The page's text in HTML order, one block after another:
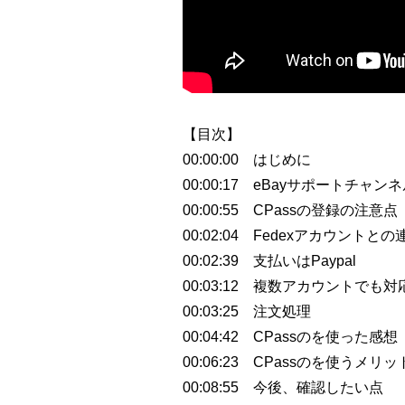
【目次】
00:00:00 はじめに
00:00:17 eBayサポートチャンネ
00:00:55 CPassの登録の注意点
00:02:04 Fedexアカウントとの
00:02:39 支払いはPaypal
00:03:12 複数アカウントでも対
00:03:25 注文処理
00:04:42 CPassのを使った感想
00:06:23 CPassのを使うメリッ
00:08:55 今後、確認したい点